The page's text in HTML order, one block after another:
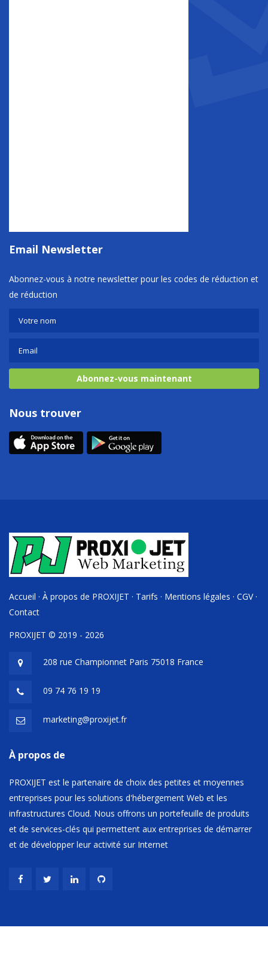
Email Newsletter
Abonnez-vous à notre newsletter pour les codes de réduction et
de réduction
Abonnez-vous maintenant
Nous trouver
Accueil · À propos de PROXIJET · Tarifs · Mentions légales · CGV·
Contact
PROXIJET © 2019 - 2026
208 rue Championnet Paris 75018 France
09 74 76 19 19
marketing@proxijet.fr
À propos de
PROXIJET est le partenaire de choix des petites et moyennes
entreprises pour les solutions d'hébergement Web et les
infrastructures Cloud. Nous offrons un portefeuille de produits
et de services-clés qui permettent aux entreprises de démarrer
et de développer leur activité sur Internet